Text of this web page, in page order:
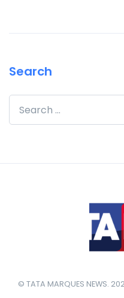
Search
Search for:
© TATA MARQUES NEWS.